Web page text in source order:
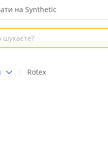
на Synthetic
Rotex